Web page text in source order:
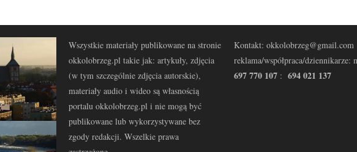
Wszystkie materiały publikowane na stronie
okkolobrzeg.pl takie jak: artykuły, zdjęcia
(w tym szczególnie zdjęcia autorskie),
materiały audio i wideo są własnością
portalu okkolobrzeg.pl i nie mogą być
publikowane lub wykorzystywane bez
zgody redakcji. Wszelkie prawa
Kontakt: okkolobrzeg@gmail.com
reklama/współpraca/dziennikarze:
697 770 107 : 694 021 137